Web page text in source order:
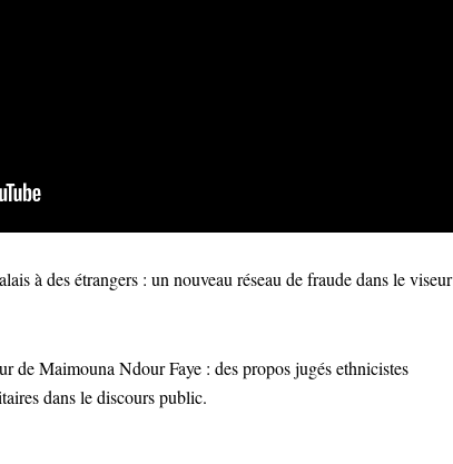
à des étrangers : un nouveau réseau de fraude dans le viseur
Maimouna Ndour Faye : des propos jugés ethnicistes
dans le discours public.